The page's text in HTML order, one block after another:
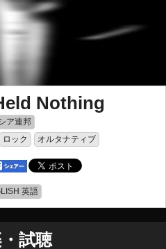
Nothing
ア連邦
ロック オルタナティブ
英語
試聴